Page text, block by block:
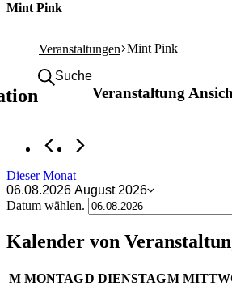
Mint Pink
Veranstaltungen Mint Pink
Suche
Veranstaltung
Dieser Monat
06.08.2026 August 2026
Datum wählen.
Kalender von
M MONTAGD DIENSTAGM